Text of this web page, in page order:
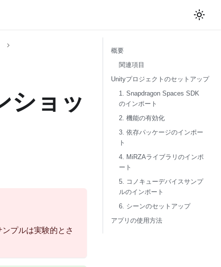
ショッ
プルは実験的とさ
概要
関連項目
Unityプロジェクトのセットアップ
1. Snapdragon Spaces SDK
のインポート
2. 機能の有効化
3. 依存パッケージのインポー
ト
4. MiRZAライブラリのインポ
ート
5. コノキューデバイスサンプ
ルのインポート
6. シーンのセットアップ
アプリの使用方法